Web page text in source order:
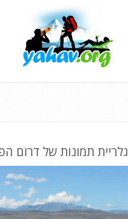
גלריית תמונות של דרום